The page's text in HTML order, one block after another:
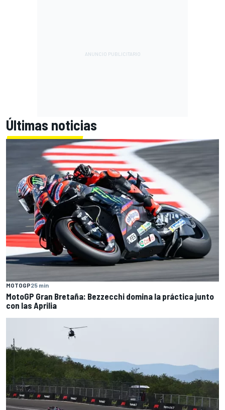
Últimas noticias
MOTOGP25 min
MotoGP Gran Bretaña: Bezzecchi domina la práctica junto
con las Aprilia